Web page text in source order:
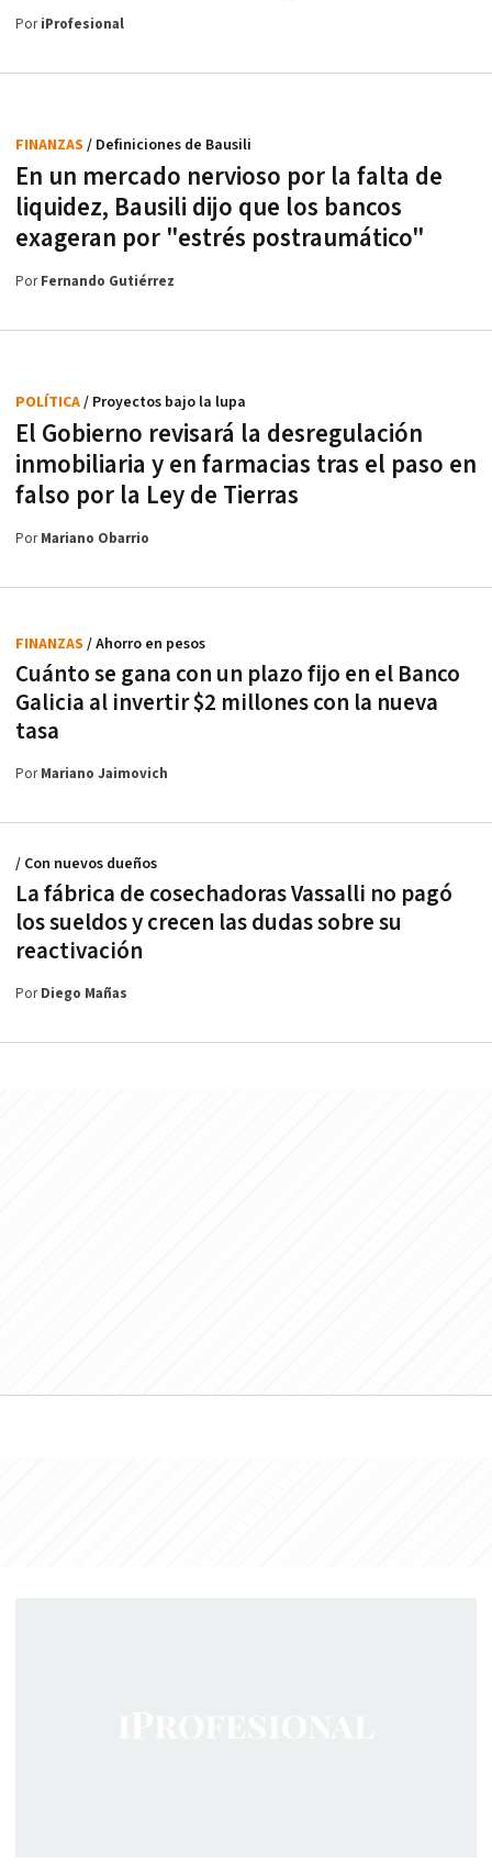
PoriProfesional
En un mercado nervioso por la falta de
liquidez, Bausili dijo que los bancos
exageran por "estrés postraumático"
FINANZAS / Definiciones de Bausili
PorFernando Gutiérrez
El Gobierno revisará la desregulación
inmobiliaria y en farmacias tras el paso en
falso por la Ley de Tierras
POLÍTICA/ Proyectos bajo la lupa
PorMariano Obarrio
Cuánto se gana con un plazo fijo en el Banco
Galicia al invertir $2 millones con la nueva
tasa
FINANZAS / Ahorro en pesos
PorMariano Jaimovich
La fábrica de cosechadoras Vassalli no pagó
los sueldos y crecen las dudas sobre su
reactivación
/ Con nuevos dueños
PorDiego Mañas